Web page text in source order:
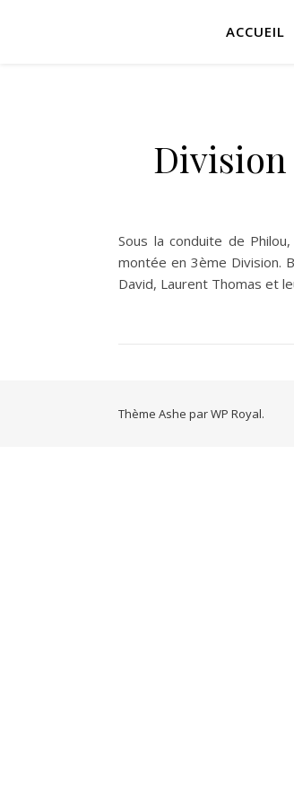
ACCUEIL
Division
Sous la conduite de
montée en 3ème Division.
David, Laurent Thomas et
Thème Ashe parWP Royal.